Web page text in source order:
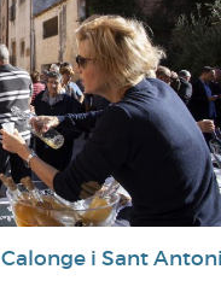
Calonge i Sant